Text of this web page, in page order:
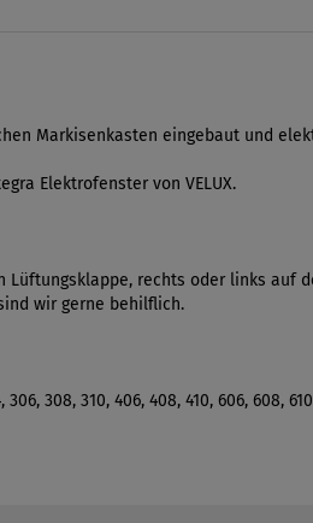
Markisenkasten eingebaut und
Elektrofenster von VELUX.
Lüftungsklappe, rechts oder links auf
wir gerne behilflich.
308, 310, 406, 408, 410, 606, 608,